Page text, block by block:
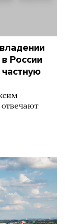
России
частную
отвечают